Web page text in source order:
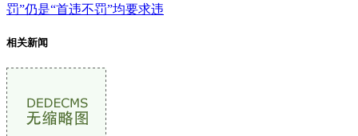
罚”仍是“首违不罚”均要求违
相关新闻